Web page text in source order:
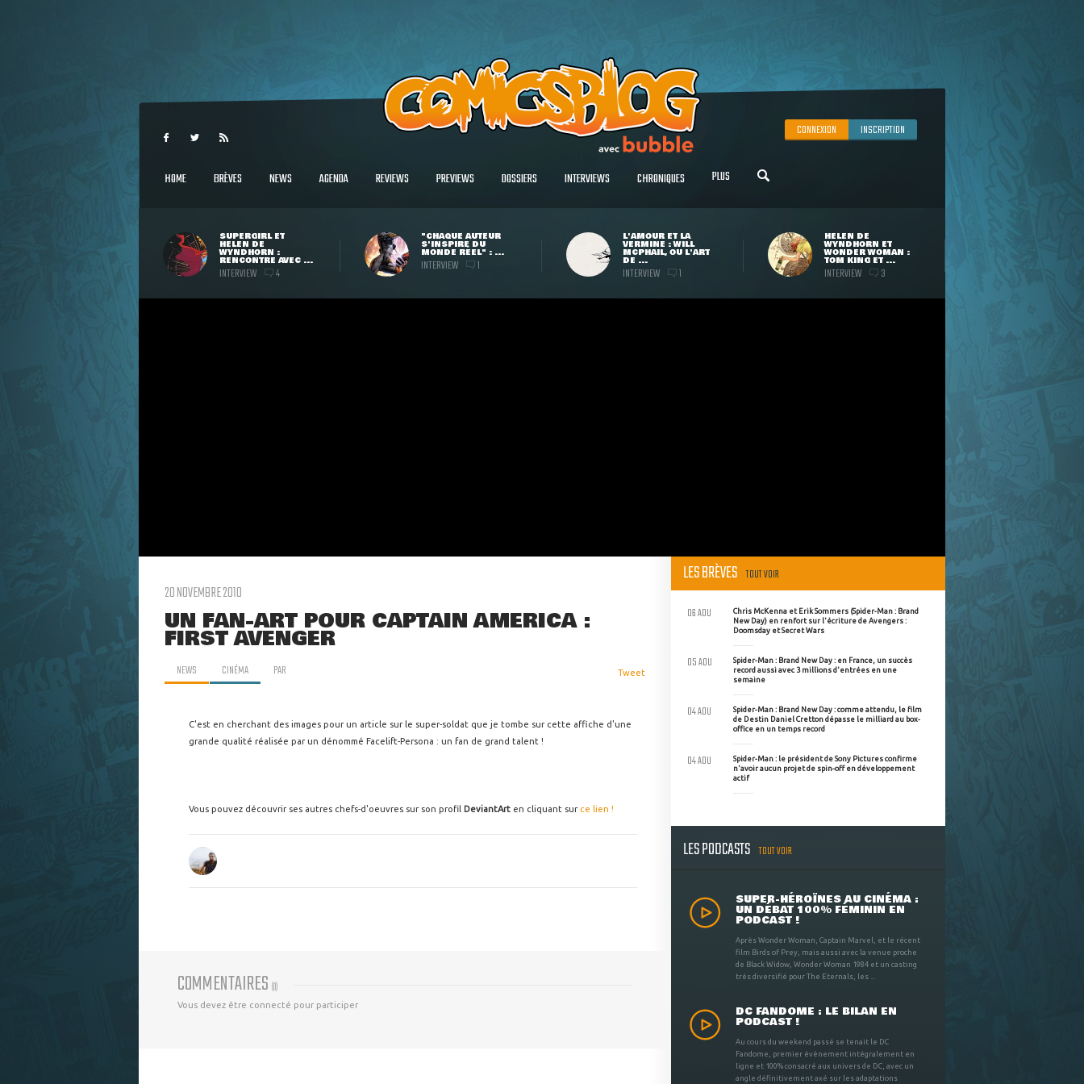
CONNEXION INSCRIPTION
HOME BRÈVES NEWS AGENDA REVIEWS PREVIEWS DOSSIERS INTERVIEWS CHRONIQUES PLUS
SUPERGIRL ET
HELEN DE
WYNDHORN :
RENCONTRE AVEC ...
INTERVIEW 4
"CHAQUE AUTEUR
S'INSPIRE DU
MONDE RÉEL" : ...
INTERVIEW 1
L'AMOUR ET LA
VERMINE : WILL
MCPHAIL, OU L'ART
DE ...
INTERVIEW 1
HELEN DE
WYNDHORN ET
WONDER WOMAN :
TOM KING ET ...
INTERVIEW 3
20 NOVEMBRE 2010
UN FAN-ART POUR CAPTAIN AMERICA :
FIRST AVENGER
NEWS CINÉMA PAR Tweet
C'est en cherchant des images pour un article sur le super-soldat que je tombe sur cette affiche d'une
grande qualité réalisée par un dénommé Facelift-Persona : un fan de grand talent !
Vous pouvez découvrir ses autres chefs-d'oeuvres sur son profil DeviantArt en cliquant sur ce lien !
COMMENTAIRES (0)
Vous devez être connecté pour participer
LES BRÈVES TOUT VOIR
Chris McKenna et Erik Sommers (Spider-Man : Brand
New Day) en renfort sur l'écriture de Avengers :
Doomsday et Secret Wars
06 AOU
Spider-Man : Brand New Day : en France, un succès
record aussi avec 3 millions d'entrées en une
semaine
05 AOU
Spider-Man : Brand New Day : comme attendu, le film
de Destin Daniel Cretton dépasse le milliard au box-
office en un temps record
04 AOU
Spider-Man : le président de Sony Pictures confirme
n'avoir aucun projet de spin-off en développement
actif
04 AOU
LES PODCASTS TOUT VOIR
SUPER-HÉROÏNES AU CINÉMA :
UN DÉBAT 100% FÉMININ EN
PODCAST !
Après Wonder Woman, Captain Marvel, et le récent
film Birds of Prey, mais aussi avec la venue proche
de Black Widow, Wonder Woman 1984 et un casting
très diversifié pour The Eternals, les ...
DC FANDOME : LE BILAN EN
PODCAST !
Au cours du weekend passé se tenait le DC
Fandome, premier évènement intégralement en
ligne et 100% consacré aux univers de DC, avec un
angle définitivement axé sur les adaptations